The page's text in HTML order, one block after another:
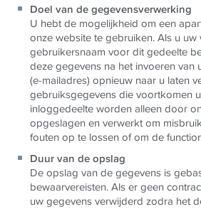
Doel van de gegevensverwerking
U hebt de mogelijkheid om een
onze website te gebruiken. Als u
gebruikersnaam voor dit gedeelte
deze gegevens na het invoeren van
(e-mailadres) opnieuw naar u laten
gebruiksgegevens die voortkomen
inloggedeelte worden alleen door
opgeslagen en verwerkt om
fouten op te lossen of om de
Duur van de opslag
De opslag van de gegevens is
bewaarvereisten. Als er geen
uw gegevens verwijderd zodra het